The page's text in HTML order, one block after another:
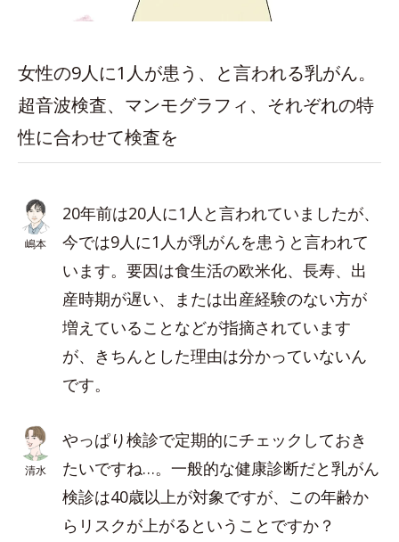
女性の9人に1人が患う、と言われる乳がん。
超音波検査、マンモグラフィ、それぞれの特
性に合わせて検査を
嶋本
20年前は20人に1人と言われていましたが、
今では9人に1人が乳がんを患うと言われて
います。要因は食生活の欧米化、長寿、出
産時期が遅い、または出産経験のない方が
増えていることなどが指摘されています
が、きちんとした理由は分かっていないん
です。
清水
やっぱり検診で定期的にチェックしておき
たいですね…。一般的な健康診断だと乳がん
検診は40歳以上が対象ですが、この年齢か
らリスクが上がるということですか？